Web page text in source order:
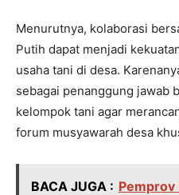
Menurutnya, kolaborasi
Putih dapat menjadi
usaha tani di desa.
sebagai penanggung jawab
kelompok tani agar
forum musyawarah desa
BACA JUGA : Pemprov